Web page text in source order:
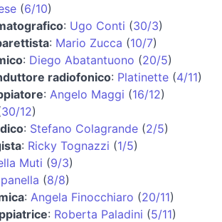
(6/10)
: Ugo Conti (30/3)
: Mario Zucca (10/7)
: Diego Abatantuono (20/5)
radiofonico: Platinette (4/11)
: Angelo Maggi (16/12)
30/12)
: Stefano Colagrande (2/5)
: Ricky Tognazzi (1/5)
Muti (9/3)
(8/8)
: Angela Finocchiaro (20/11)
: Roberta Paladini (5/11)